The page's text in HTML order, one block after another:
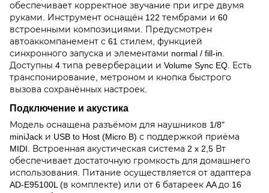
обеспечивает корректное звучание при игре двумя
руками. Инструмент оснащён 122 тембрами и 60
встроенными композициями. Предусмотрен
автоаккомпанемент с 61 стилем, функцией
синхронного запуска и элементами normal / fill-in.
Доступны 4 типа реверберации и Volume Sync EQ. Есть
транспонирование, метроном и кнопка быстрого
вызова сохранённых настроек.
Подключение и акустика
Модель оснащена разъёмом для наушников 1/8"
miniJack и USB to Host (Micro B) с поддержкой приёма
MIDI. Встроенная акустическая система 2 x 2,5 Вт
обеспечивает достаточную громкость для домашнего
использования. Питание осуществляется от адаптера
AD-E95100L (в комплекте) или от 6 батареек AA до 16